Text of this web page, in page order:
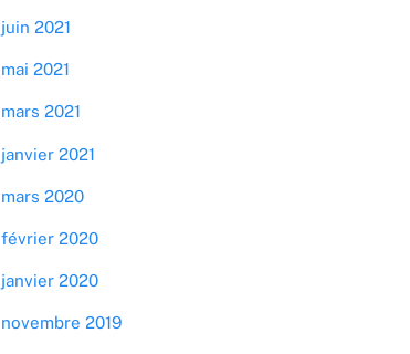
juin 2021
mai 2021
mars 2021
janvier 2021
mars 2020
février 2020
janvier 2020
novembre 2019